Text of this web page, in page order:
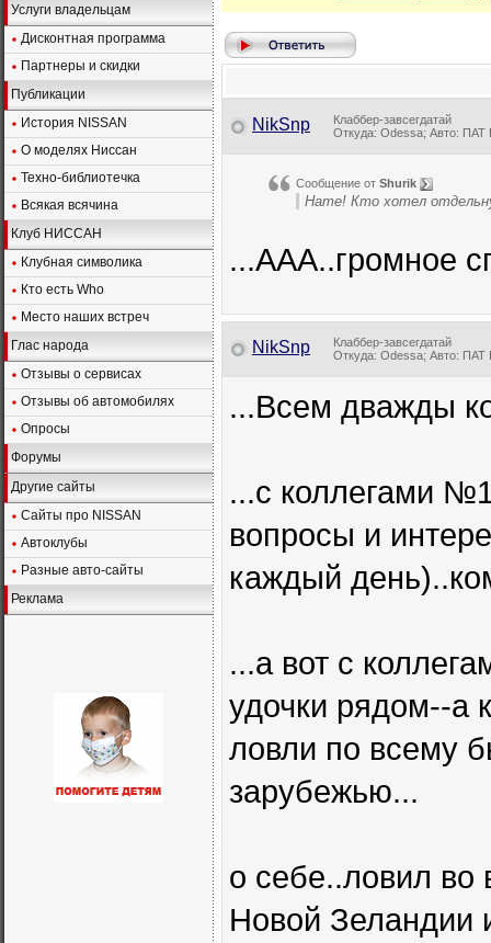
Услуги владельцам
Дисконтная программа
Партнеры и скидки
Публикации
История NISSAN
О моделях Ниссан
Техно-библиотечка
Всякая всячина
Клуб НИССАН
Клубная символика
Кто есть Who
Место наших встреч
Глас народа
Отзывы о сервисах
Отзывы об автомобилях
Опросы
Форумы
Другие сайты
Сайты про NISSAN
Автоклубы
Разные авто-сайты
Реклама
NikSnp
Клаббер-завсегдатай
Откуда: Odessa; Авто: ПАТ
Сообщение от Shurik
Нате! Кто хотел
...ААА..громное
NikSnp
Клаббер-завсегдатай
Откуда: Odessa; Авто: ПАТ
...Всем дважды
...с коллегами
вопросы и
каждый
...а вот с
удочки рядом--а
ловли по всему
зарубежью...
о себе..ловил во
Новой Зеландии